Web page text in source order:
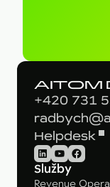
AITOM
+420 731
Helpdesk
LinkedIn
Služby
Revenue